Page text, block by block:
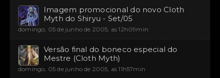
Imagem promocional do novo Cloth
Myth do Shiryu - Set/05
domingo, 05 de junho de 2005, as 12h09min
Versão final do boneco especial do
Mestre (Cloth Myth)
domingo, 05 de junho de 2005, as 11h57min